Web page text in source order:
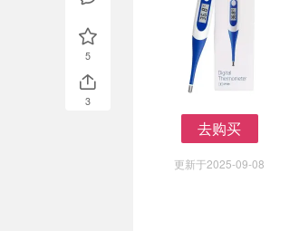
去购买
更新于2025-09-08
5
3